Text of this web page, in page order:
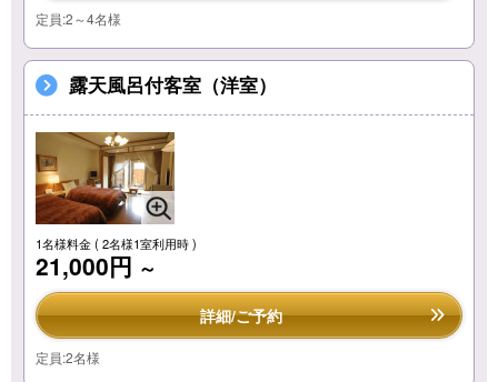
定員:2～4名様
露天風呂付客室（洋室）
1名様料金( 2名様1室利用時 )
21,000円 ～
詳細/ご予約
定員:2名様